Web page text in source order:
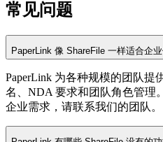
常见问题
PaperLink 像 ShareFile 一样适合企
PaperLink 为各种规模的团队提
名、NDA 要求和团队角色管理
企业需求，请联系我们的团队。